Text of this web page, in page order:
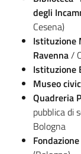
degli
Cesena)
Istituzione
Ravenna/
Istituzione
Museo
Quadreria
pubblica di
Bologna